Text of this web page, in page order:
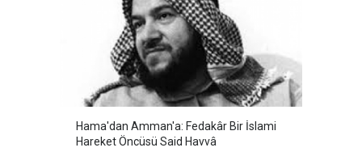
Hama'dan Amman'a: Fedakâr Bir İslami
Hareket Öncüsü Said Havvâ